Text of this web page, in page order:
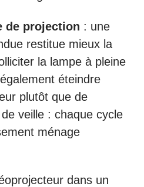
de projection : une
restitue mieux la
la lampe à pleine
éteindre
plutôt que de
veille : chaque cycle
ménage
dans un